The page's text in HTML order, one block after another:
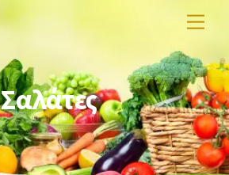
Σαλάτες